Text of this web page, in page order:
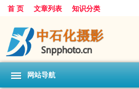
首 页 文章列表 知识分类
网站导航